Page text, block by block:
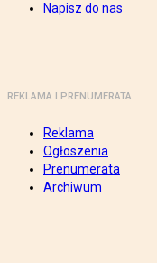
Napisz do nas
REKLAMA I PRENUMERATA
Reklama
Ogłoszenia
Prenumerata
Archiwum